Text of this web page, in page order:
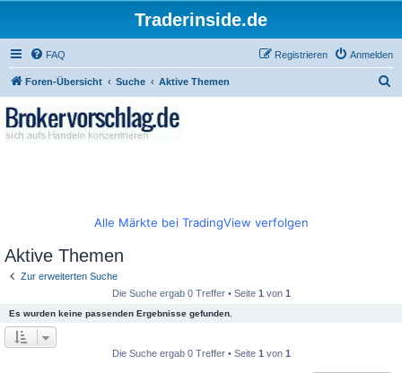
Traderinside.de
FAQ Anmelden
Registrieren
Foren-Übersicht Suche Aktive Themen
Alle Märkte bei TradingView verfolgen
Aktive Themen
Zur erweiterten Suche
Die Suche ergab 0 Treffer • Seite 1 von 1
Es wurden keine passenden Ergebnisse gefunden.
Die Suche ergab 0 Treffer • Seite 1 von 1